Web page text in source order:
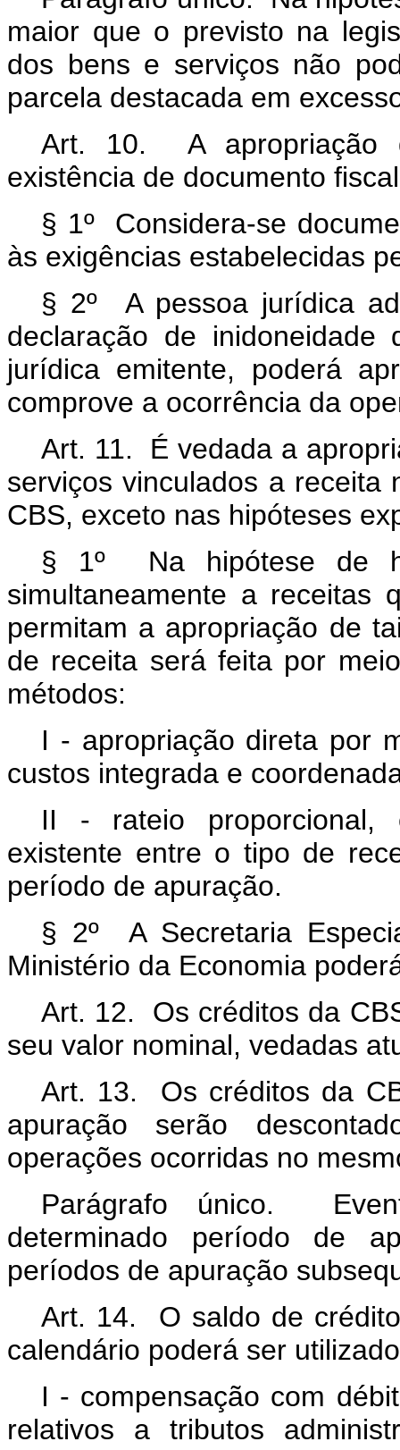
maior que o previsto na
dos bens e serviços não
parcela destacada em
Art. 10. A apropriação
existência de documento
§ 1º Considera-se
às exigências estabelecidas
§ 2º A pessoa jurídica
declaração de
jurídica emitente, poderá
comprove a ocorrência da
Art. 11. É vedada a
serviços vinculados a receita
CBS, exceto nas hipóteses
§ 1º Na hipótese de
simultaneamente a receitas
permitam a apropriação de
de receita será feita por
métodos:
I - apropriação direta por
custos integrada e
II - rateio proporcional,
existente entre o tipo de
período de apuração.
§ 2º A Secretaria
Ministério da Economia
Art. 12. Os créditos da
seu valor nominal, vedadas
Art. 13. Os créditos da
apuração serão
operações ocorridas no
Parágrafo único.
determinado período de
períodos de apuração
Art. 14. O saldo de
calendário poderá ser
I - compensação com
relativos a tributos